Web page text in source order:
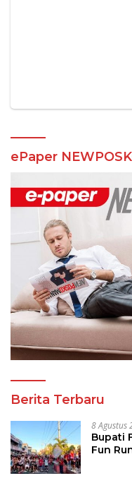
ePaper
Berita Terbaru
8 Agustus
Bupati
Fun